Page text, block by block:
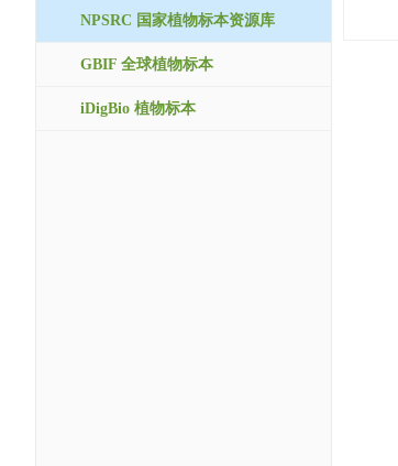
NPSRC 国家植物标本资源库
GBIF 全球植物标本
iDigBio 植物标本